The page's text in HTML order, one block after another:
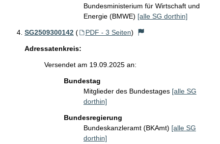
Bundesministerium für Wirtschaft und
Energie (BMWE) [alle SG dorthin]
SG2509300142 ( PDF - 3 Seiten)
Adressatenkreis:
Versendet am 19.09.2025 an:
Bundestag
Mitglieder des Bundestages [alle SG
dorthin]
Bundesregierung
Bundeskanzleramt (BKAmt) [alle SG
dorthin]